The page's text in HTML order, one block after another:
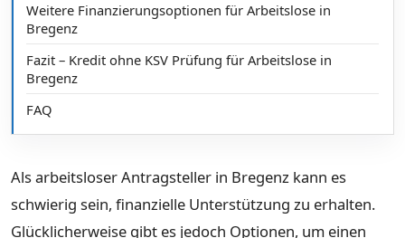
Weitere Finanzierungsoptionen für Arbeitslose in
Bregenz
Fazit – Kredit ohne KSV Prüfung für Arbeitslose in
Bregenz
FAQ
Als arbeitsloser Antragsteller in Bregenz kann es
schwierig sein, finanzielle Unterstützung zu erhalten.
Glücklicherweise gibt es jedoch Optionen, um einen